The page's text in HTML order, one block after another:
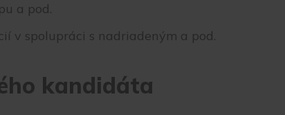
a pod.
v spolupráci s nadriadeným a pod.
kandidáta